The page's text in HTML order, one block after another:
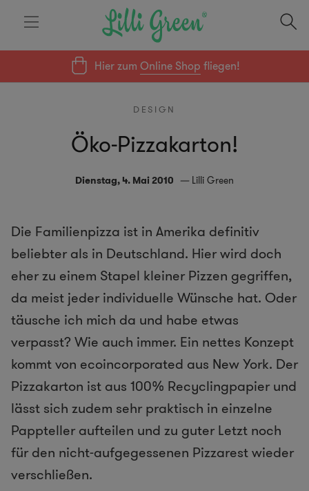
Hier zumOnline Shop fliegen!
DESIGN
Öko-Pizzakarton!
Dienstag, 4. Mai 2010 Lilli Green
Die Familienpizza ist in Amerika definitiv
beliebter als in Deutschland. Hier wird doch
eher zu einem Stapel kleiner Pizzen gegriffen,
da meist jeder individuelle Wünsche hat. Oder
täusche ich mich da und habe etwas
verpasst? Wie auch immer. Ein nettes Konzept
kommt von ecoincorporated aus New York. Der
Pizzakarton ist aus 100% Recyclingpapier und
lässt sich zudem sehr praktisch in einzelne
Pappteller aufteilen und zu guter Letzt noch
für den nicht-aufgegessenen Pizzarest wieder
verschließen.